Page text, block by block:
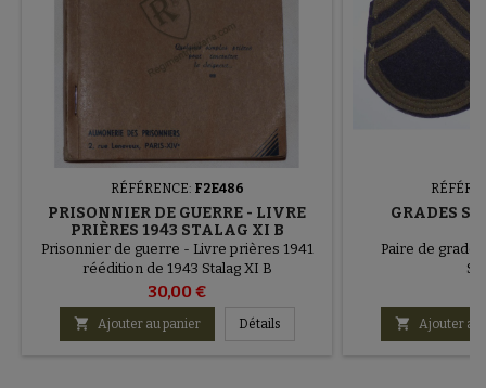
RÉFÉRENCE: F2E486
PRISONNIER DE GUERRE - LIVRE
PRIÈRES 1943 STALAG XI B
Prisonnier de guerre - Livre prières 1941
réédition de 1943 Stalag XI B
30,00 €
 Ajouter au panier Détails
GRADES
Paire de
 Ajouter au